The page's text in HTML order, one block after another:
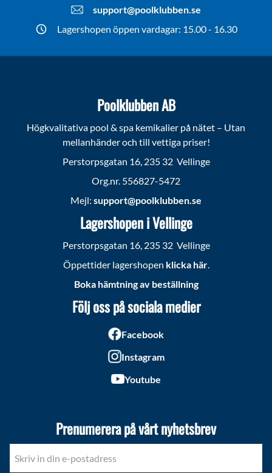
support@poolklubben.se
Lagershopen öppen vardagar: 15.00 - 16.30
Poolklubben AB
Högkvalitativa pool & spa kemikalier på nätet – Utan
mellanhänder och till vettiga priser!
Perstorpsgatan 16, 235 32 Vellinge
Org.nr. 556827-5472
Mejl: support@poolklubben.se
Lagershopen i Vellinge
Perstorpsgatan 16, 235 32 Vellinge
Öppettider lagershopen klicka här.
Boka hämtning av beställning
Följ oss på sociala medier
Facebook
Instagram
Youtube
Prenumerera på vårt nyhetsbrev